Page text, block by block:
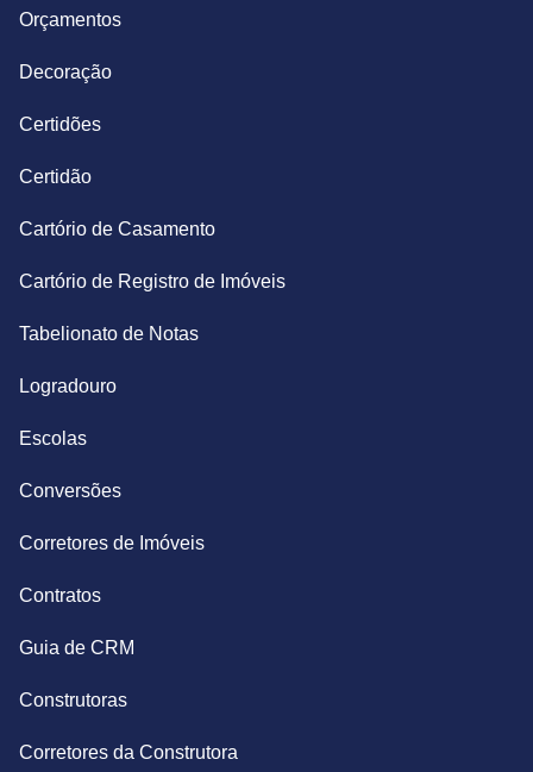
Orçamentos
Decoração
Certidões
Certidão
Cartório de Casamento
Cartório de Registro de Imóveis
Tabelionato de Notas
Logradouro
Escolas
Conversões
Corretores de Imóveis
Contratos
Guia de CRM
Construtoras
Corretores da Construtora